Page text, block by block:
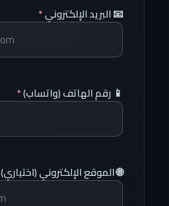
📧 البريد الإلكتروني*
📱 رقم الهاتف (واتساب)*
🌐 الموقع الإلكتروني (اختياري)